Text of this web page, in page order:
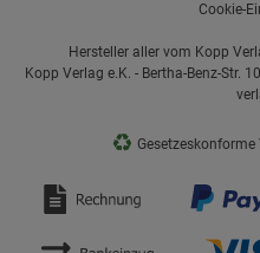
Cookie-
Hersteller aller vom Kopp
Kopp Verlag e.K. - Bertha-Benz-Str.
♻